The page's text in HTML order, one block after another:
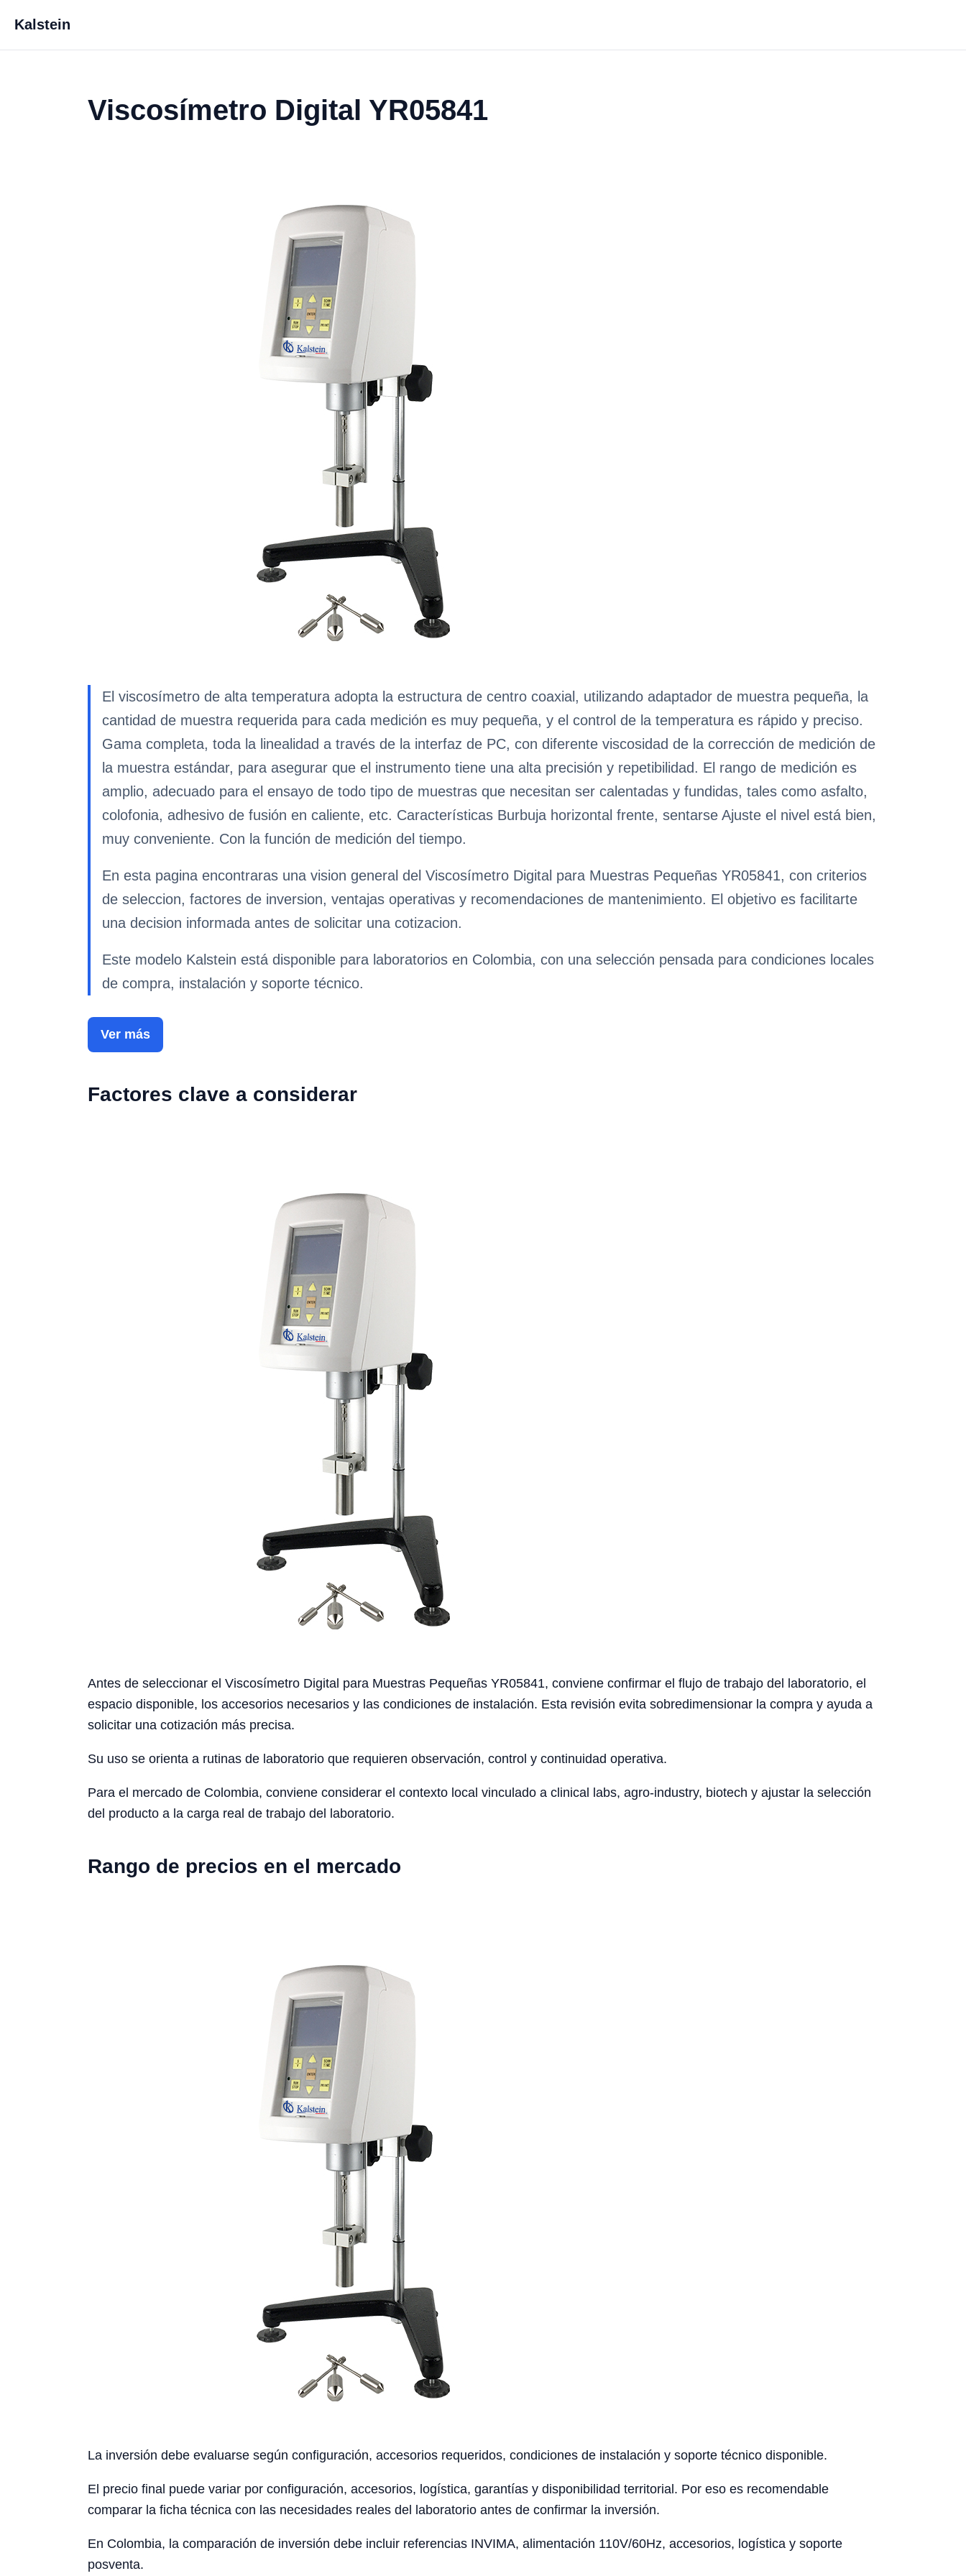
Kalstein
Viscosímetro Digital YR05841
El viscosímetro de alta temperatura adopta la estructura de centro coaxial, utilizando adaptador de muestra pequeña, la
cantidad de muestra requerida para cada medición es muy pequeña, y el control de la temperatura es rápido y preciso.
Gama completa, toda la linealidad a través de la interfaz de PC, con diferente viscosidad de la corrección de medición de
la muestra estándar, para asegurar que el instrumento tiene una alta precisión y repetibilidad. El rango de medición es
amplio, adecuado para el ensayo de todo tipo de muestras que necesitan ser calentadas y fundidas, tales como asfalto,
colofonia, adhesivo de fusión en caliente, etc. Características Burbuja horizontal frente, sentarse Ajuste el nivel está bien,
muy conveniente. Con la función de medición del tiempo.
En esta pagina encontraras una vision general del Viscosímetro Digital para Muestras Pequeñas YR05841, con criterios
de seleccion, factores de inversion, ventajas operativas y recomendaciones de mantenimiento. El objetivo es facilitarte
una decision informada antes de solicitar una cotizacion.
Este modelo Kalstein está disponible para laboratorios en Colombia, con una selección pensada para condiciones locales
de compra, instalación y soporte técnico.
Ver más
Factores clave a considerar
Antes de seleccionar el Viscosímetro Digital para Muestras Pequeñas YR05841, conviene confirmar el flujo de trabajo del laboratorio, el
espacio disponible, los accesorios necesarios y las condiciones de instalación. Esta revisión evita sobredimensionar la compra y ayuda a
solicitar una cotización más precisa.
Su uso se orienta a rutinas de laboratorio que requieren observación, control y continuidad operativa.
Para el mercado de Colombia, conviene considerar el contexto local vinculado a clinical labs, agro-industry, biotech y ajustar la selección
del producto a la carga real de trabajo del laboratorio.
Rango de precios en el mercado
La inversión debe evaluarse según configuración, accesorios requeridos, condiciones de instalación y soporte técnico disponible.
El precio final puede variar por configuración, accesorios, logística, garantías y disponibilidad territorial. Por eso es recomendable
comparar la ficha técnica con las necesidades reales del laboratorio antes de confirmar la inversión.
En Colombia, la comparación de inversión debe incluir referencias INVIMA, alimentación 110V/60Hz, accesorios, logística y soporte
posventa.